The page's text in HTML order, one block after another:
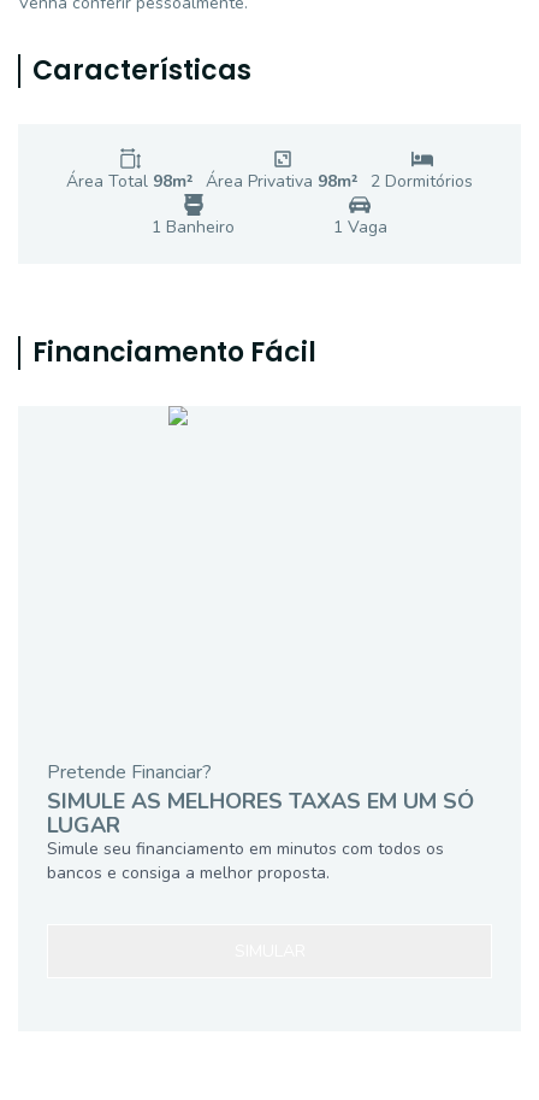
Características
Área Total 98m² Área Privativa 98m² 2 Dormitórios
1 Banheiro 1 Vaga
Financiamento Fácil
Pretende Financiar?
SIMULE AS MELHORES TAXAS EM UM SÓ
LUGAR
Simule seu financiamento em minutos com todos os
bancos e consiga a melhor proposta.